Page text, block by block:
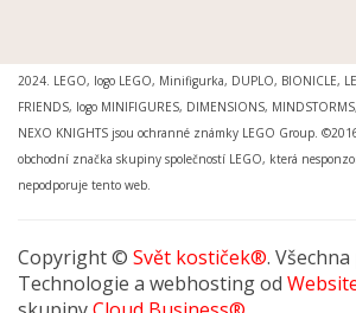
2024. LEGO, logo LEGO, Minifigurka, DUPLO, BIONICLE,
FRIENDS, logo MINIFIGURES, DIMENSIONS,
NEXO KNIGHTS jsou ochranné známky LEGO Group.
obchodní značka skupiny společností LEGO, která
nepodporuje tento web.
Copyright © Svět kostiček®.
Technologie a webhosting od